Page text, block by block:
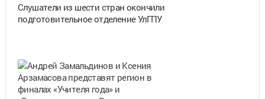
Cлушатели из шести стран окончили
подготовительное отделение УлГПУ